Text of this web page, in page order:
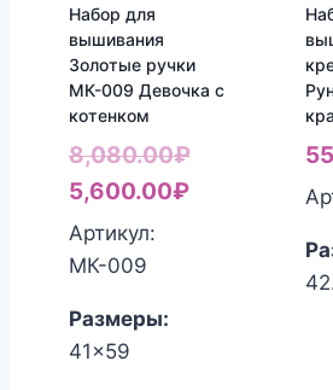
Набор для
вышивания
Золотые ручки
МК-009 Девочка с
котенком
8,080.00₽
цена
8,080.00₽.
5,600.00₽Текущая
5,600.00₽.
Артикул:
МК-009
Размеры:
41x59